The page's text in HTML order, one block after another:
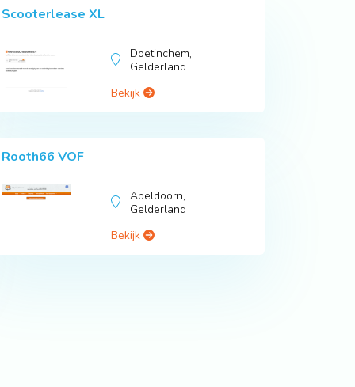
Scooterlease XL
Doetinchem,
Gelderland
Bekijk
Rooth66 VOF
Apeldoorn,
Gelderland
Bekijk